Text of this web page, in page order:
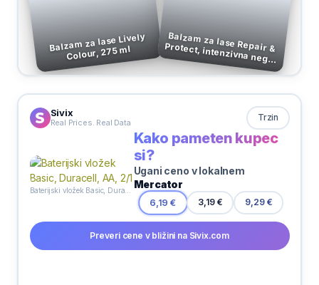
Balzam za lase Lively
Colour, 275 ml Balzam za lase Repair &
Protect, intenzivna nega, Pantene, 3 x 15 ml
Sivix
Real Prices. Real Data Trzin
Kako pameten kupec
si?
Ugani ceno v lokalnem
Mercator
6,19 € 3,19 € 9,29 €
Preveri cene v bližini na Sivix.com